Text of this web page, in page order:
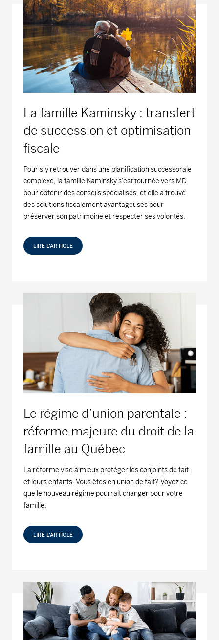
La famille Kaminsky : transfert
de succession et optimisation
fiscale
Pour s’y retrouver dans une planification successorale
complexe, la famille Kaminsky s’est tournée vers MD
pour obtenir des conseils spécialisés, et elle a trouvé
des solutions fiscalement avantageuses pour
préserver son patrimoine et respecter ses volontés.
LIRE L'ARTICLE
Le régime d’union parentale :
réforme majeure du droit de la
famille au Québec
La réforme vise à mieux protéger les conjoints de fait
et leurs enfants. Vous êtes en union de fait? Voyez ce
que le nouveau régime pourrait changer pour votre
famille.
LIRE L'ARTICLE